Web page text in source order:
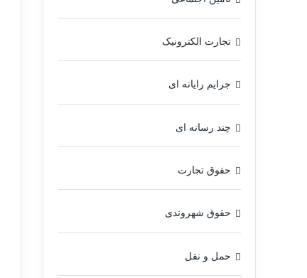
تجارت الکترونیک
جرایم رایانه ای
چند رسانه ای
حقوق تجارت
حقوق شهروندی
حمل و نقل